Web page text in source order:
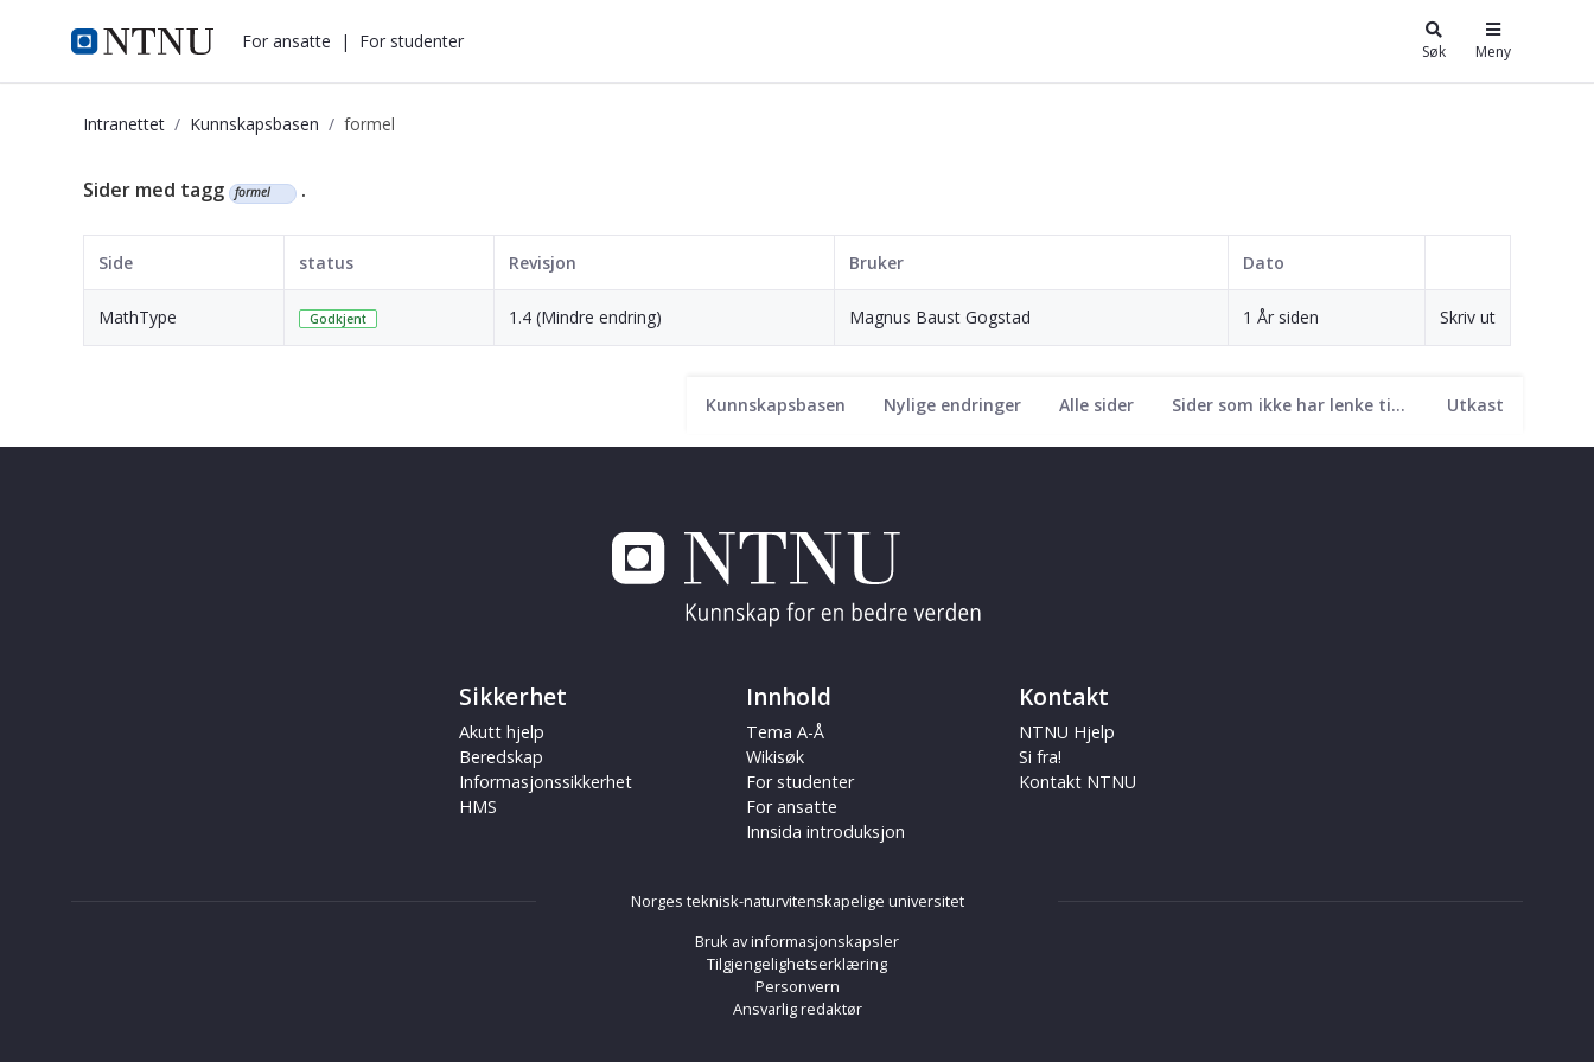
i.ntnu.no For ansatte | For studenter Søk Meny
Intranettet Kunnskapsbasen formel
Kunnskapsbasen
Kunnskapsbasen Nylige endringer Alle sider Sider som ikke har lenke til seg Utkast
Sider med tagg formel .
Side status Revisjon Bruker Dato
MathType Godkjent 1.4 (Mindre endring) Magnus Baust Gogstad 1 År siden Skriv ut
Sikkerhet
Akutt hjelp
Beredskap
Informasjonssikkerhet
HMS
Innhold
Tema A-Å
Wikisøk
For studenter
For ansatte
Innsida introduksjon
Kontakt
NTNU Hjelp
Si fra!
Kontakt NTNU
Norges teknisk-naturvitenskapelige universitet
Bruk av informasjonskapsler
Tilgjengelighetserklæring
Personvern
Ansvarlig redaktør